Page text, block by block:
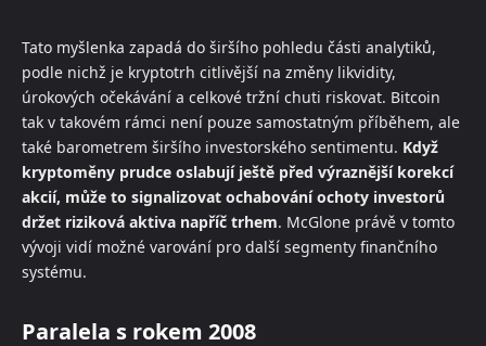
Tato myšlenka zapadá do širšího pohledu části analytiků,
podle nichž je kryptotrh citlivější na změny likvidity,
úrokových očekávání a celkové tržní chuti riskovat. Bitcoin
tak v takovém rámci není pouze samostatným příběhem, ale
také barometrem širšího investorského sentimentu. Když
kryptoměny prudce oslabují ještě před výraznější korekcí
akcií, může to signalizovat ochabování ochoty investorů
držet riziková aktiva napříč trhem. McGlone právě v tomto
vývoji vidí možné varování pro další segmenty finančního
systému.
Paralela s rokem 2008